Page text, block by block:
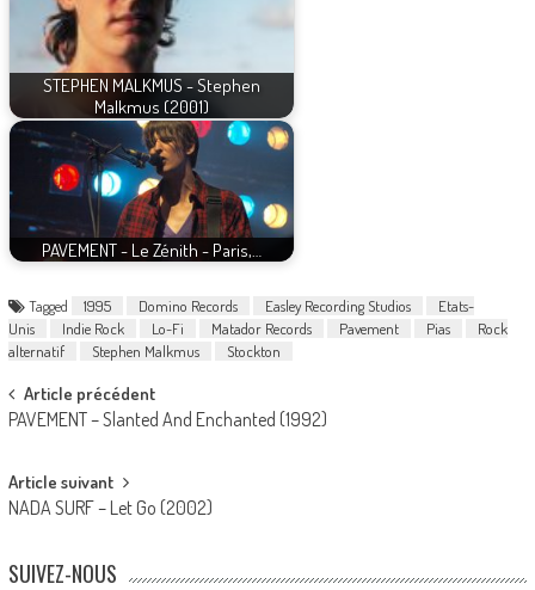
STEPHEN MALKMUS - Stephen
Malkmus (2001)
PAVEMENT - Le Zénith - Paris,…
Tagged 1995 Domino Records Easley Recording Studios
Etats-
Unis
Indie Rock Lo-Fi Matador Records Pavement Pias
Rock
alternatif
Stephen Malkmus Stockton
Post
navigation
Article précédent
PAVEMENT – Slanted And Enchanted (1992)
Article suivant
NADA SURF – Let Go (2002)
SUIVEZ-NOUS